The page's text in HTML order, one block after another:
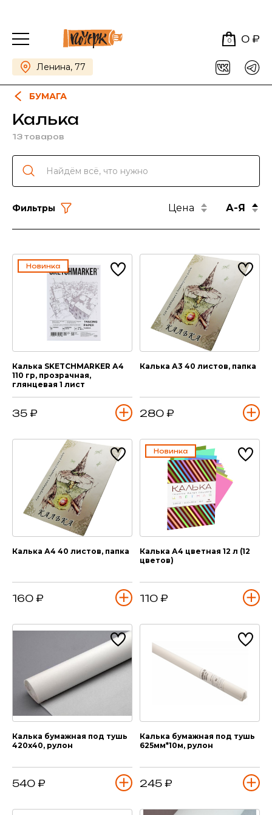
0 0 ₽
Ленина, 77
БУМАГА
Калька
13 товаров
Фильтры Цена А-Я
Новинка
Калька SKETCHMARKER А4
110 гр, прозрачная,
глянцевая 1 лист
35 ₽
Калька А3 40 листов, папка
280 ₽
Калька А4 40 листов, папка
160 ₽
Новинка
Калька А4 цветная 12 л (12
цветов)
110 ₽
Калька бумажная под тушь
420х40, рулон
540 ₽
Калька бумажная под тушь
625мм*10м, рулон
245 ₽